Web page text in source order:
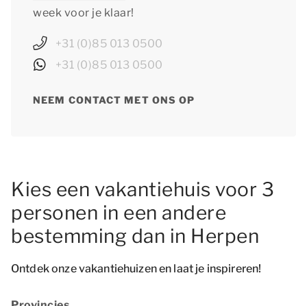
week voor je klaar!
+31 (0)85 013 0500
+31 (0)85 013 0500
NEEM CONTACT MET ONS OP
Kies een vakantiehuis voor 3
personen in een andere
bestemming dan in Herpen
Ontdek onze vakantiehuizen en laat je inspireren!